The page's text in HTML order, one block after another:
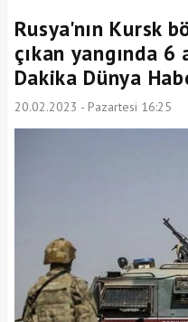
Rusya'nın Kursk
çıkan yangında 6
Dakika Dünya
20.02.2023 - Pazartesi 16:25